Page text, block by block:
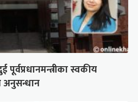
स्वकीय
अनुसन्धान